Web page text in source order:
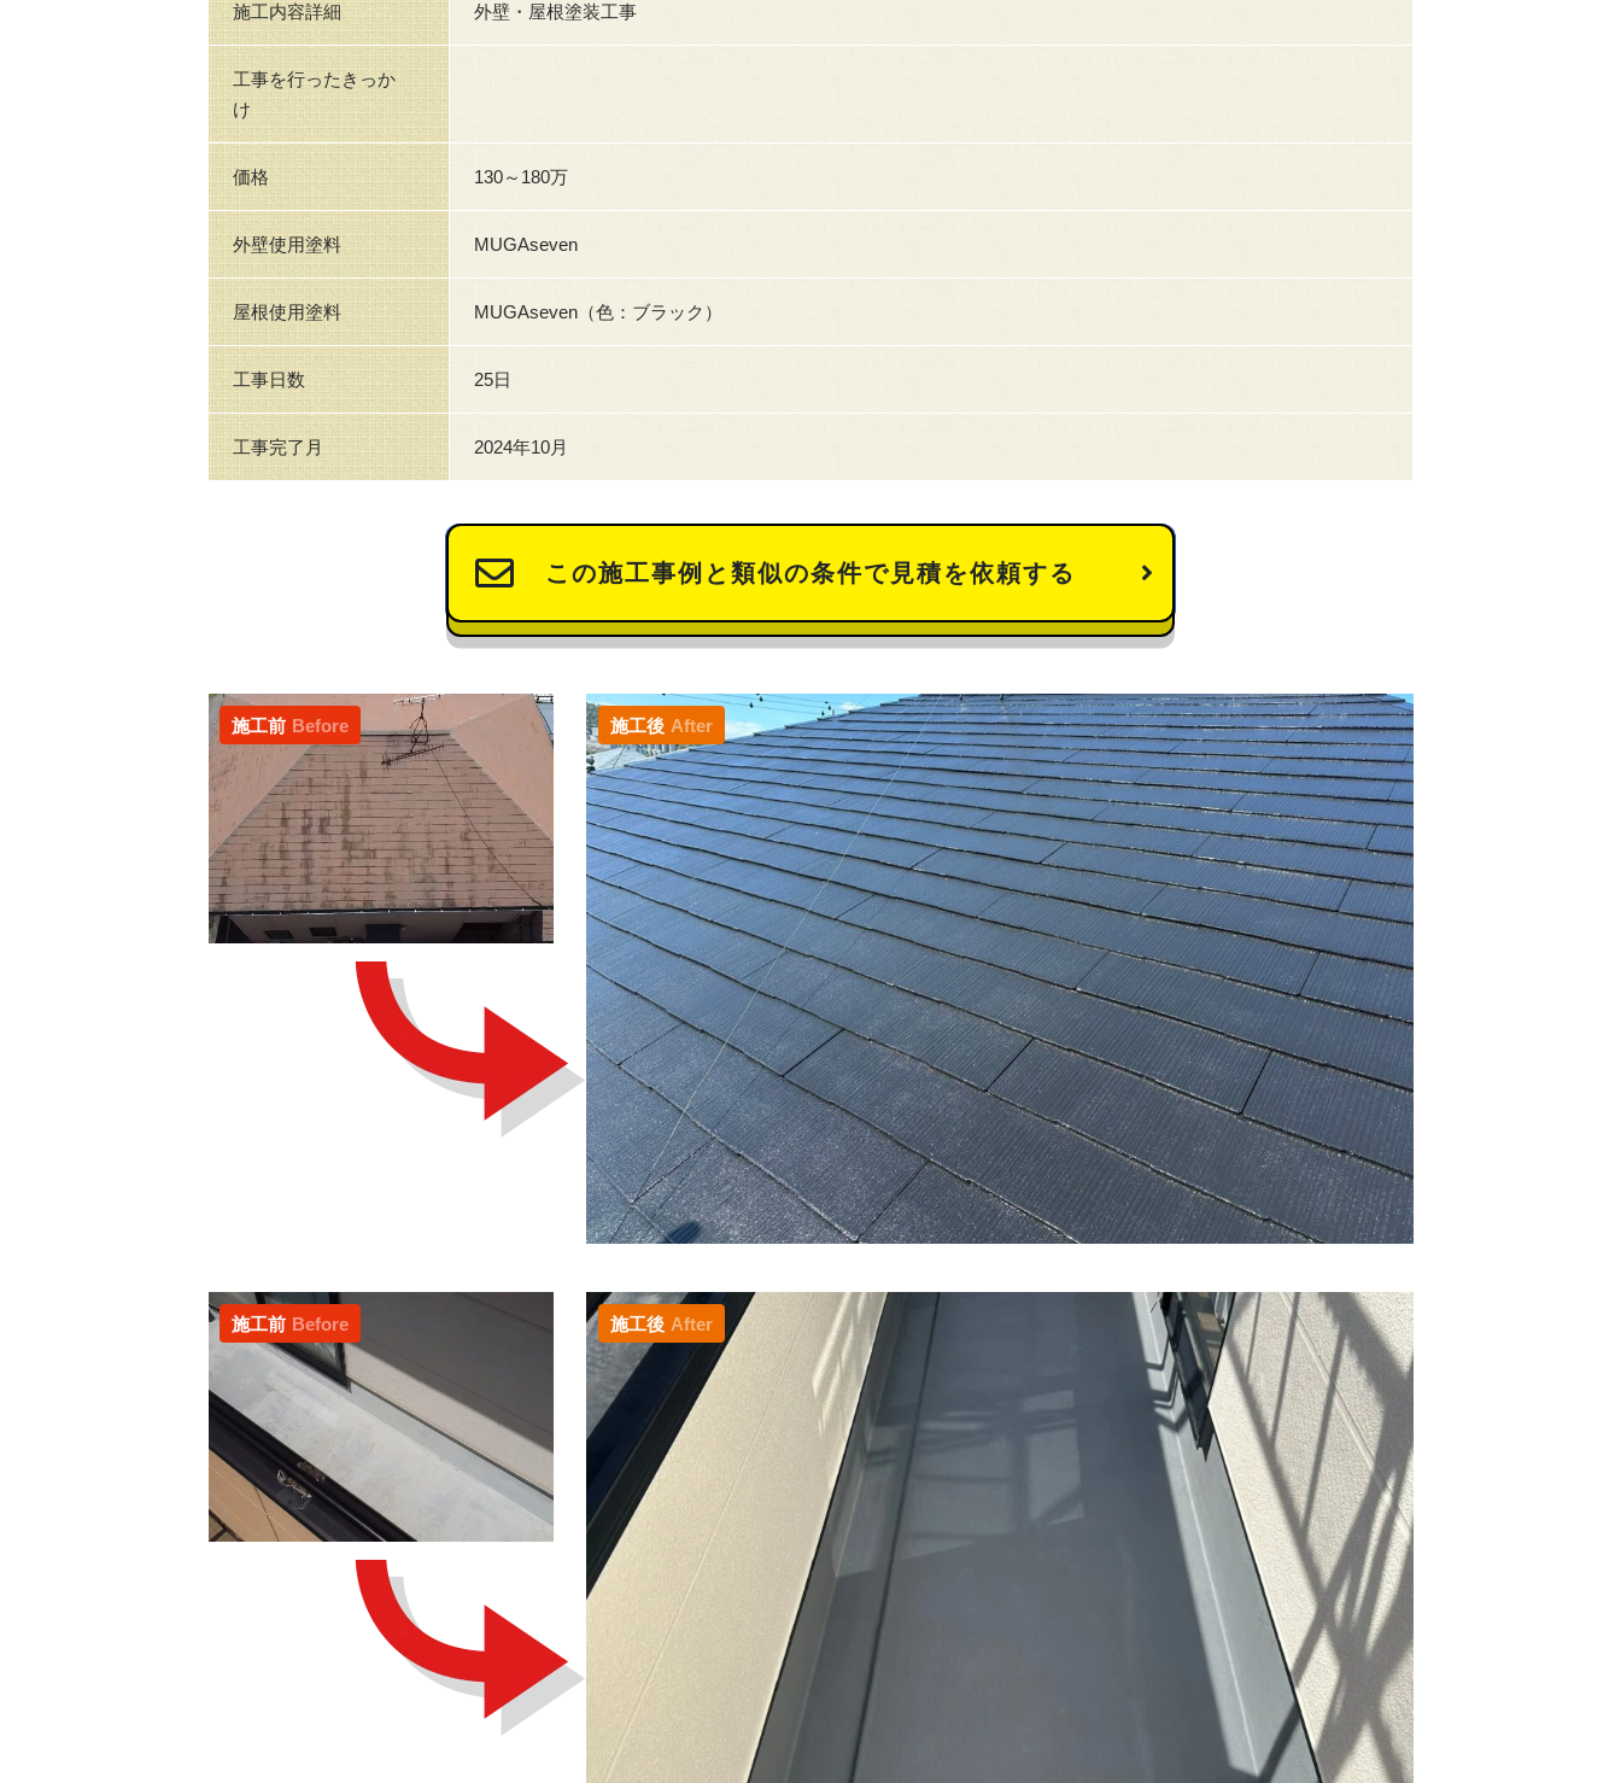
施工内容詳細 外壁・屋根塗装工事
工事を行ったきっか
け
価格 130～180万
外壁使用塗料 MUGAseven
屋根使用塗料 MUGAseven（色：ブラック）
工事日数 25日
工事完了月 2024年10月
この施工事例と類似の条件で見積を依頼する
施工前 Before 施工後 After
施工前 Before 施工後 After